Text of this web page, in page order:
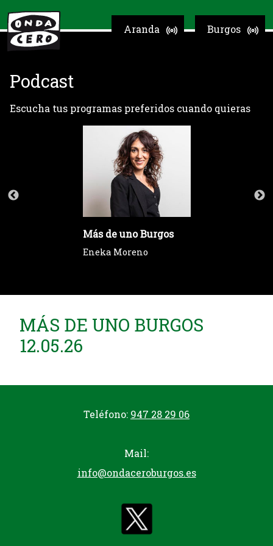
Burgos
Aranda
Podcast
Escucha tus programas preferidos cuando quieras
Más de uno Burgos
Eneka Moreno
MÁS DE UNO BURGOS
12.05.26
Teléfono: 947 28 29 06
Mail:
info@ondaceroburgos.es